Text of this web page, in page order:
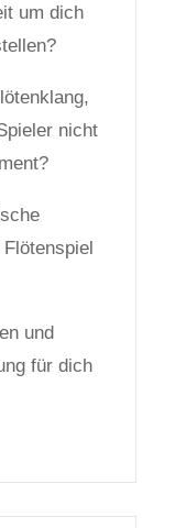
um dich
nicht
und
für dich